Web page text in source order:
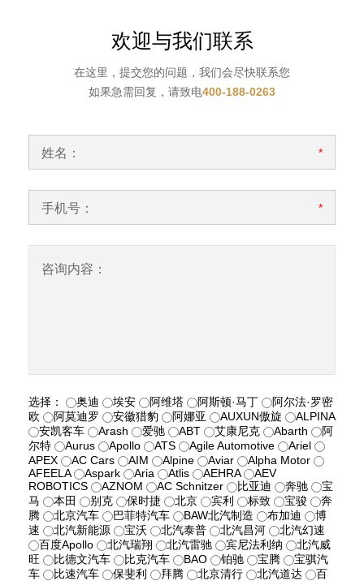
欢迎与我们联系
在这里，提交您的问题，我们会尽快联系您
如果急需回复，请致电400-188-0263
姓名： *
手机号： *
咨询内容：
选择： 奥迪 埃安 阿维塔 阿斯顿·马丁
阿尔法·罗密
欧
阿莫迪罗 安徽猎豹 阿娜亚 AUXUN傲旋
ALPINA
安凯客车
Arash 爱驰 ABT 艾康尼克 Abarth
阿
尔特
Aurus Apollo ATS Agile Automotive
Ariel
APEX
AC Cars AIM Alpine Aviar
Alpha Motor
AFEELA
Aspark Aria Atlis AEHRA
AEV
ROBOTICS
AZNOM AC Schnitzer 比亚迪 奔驰
宝
马
本田 别克 保时捷 北京 宾利 标致 宝骏
奔
腾
北京汽车 巴菲特汽车 BAW北汽制造 布加迪
博
速
北汽新能源 宝沃 北汽泰普 北汽昌河
北汽幻速
百度Apollo
北汽瑞翔 北汽雷驰 宾尼法利纳
北汽威
旺
比德文汽车 比克汽车 BAO 铂驰 宝腾
宝骐汽
车
比速汽车 保斐利 拜腾 北京清行 北汽道达
百